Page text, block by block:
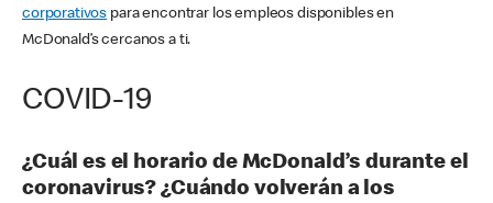
corporativos para encontrar los empleos disponibles en
McDonald’s cercanos a ti.
COVID-19
¿Cuál es el horario de McDonald’s durante el
coronavirus? ¿Cuándo volverán a los